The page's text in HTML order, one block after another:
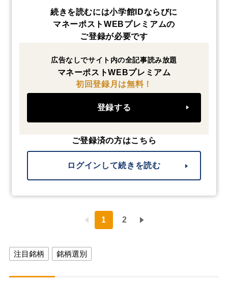
続きを読むには小学館IDならびに
マネーポストWEBプレミアムの
ご登録が必要です
広告なしでサイト内の全記事読み放題
マネーポストWEBプレミアム
初回登録月は無料！
登録する
ご登録済の方はこちら
ログインして続きを読む
1 2
注目銘柄 銘柄選別